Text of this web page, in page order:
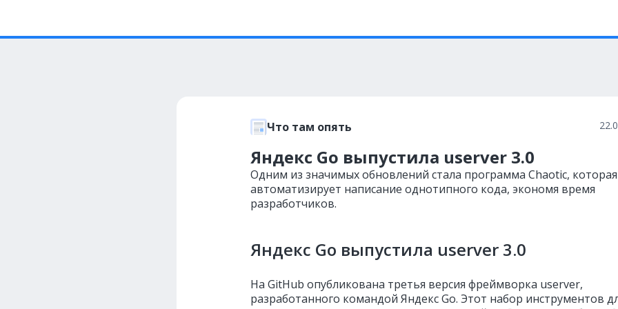
Что там опять
Яндекс Go выпустила userver 3.0
Одним из значимых обновлений стала программа Chaotic, которая
автоматизирует написание однотипного кода, экономя время
разработчиков.
Яндекс Go выпустила userver 3.0
На GitHub опубликована третья версия фреймворка userver,
разработанного командой Яндекс Go. Этот набор инструментов